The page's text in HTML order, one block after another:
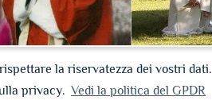
la riservatezza dei vostri dati.
privacy. Vedi la politica del GPDR